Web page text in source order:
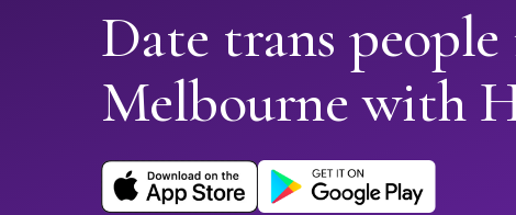
Date trans
Melbourne with